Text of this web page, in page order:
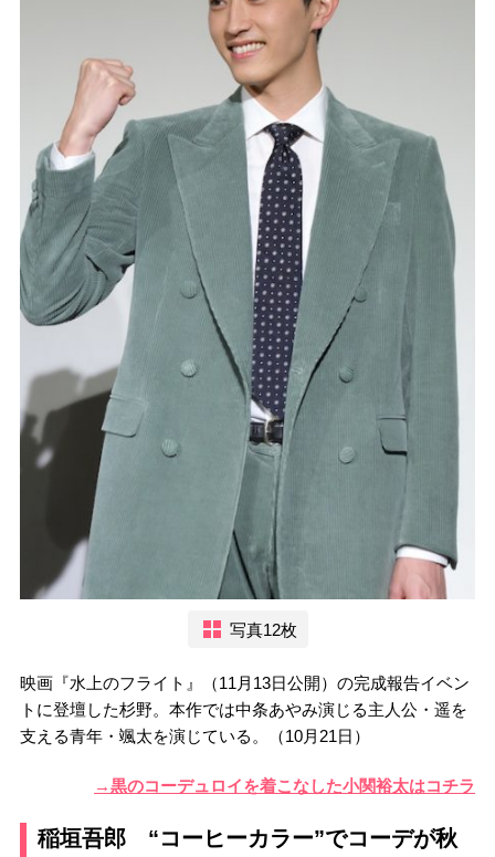
写真12枚
映画『水上のフライト』（11月13日公開）の完成報告イベン
トに登壇した杉野。本作では中条あやみ演じる主人公・遥を
支える青年・颯太を演じている。（10月21日）
→黒のコーデュロイを着こなした小関裕太はコチラ
稲垣吾郎 “コーヒーカラー”でコーデが秋